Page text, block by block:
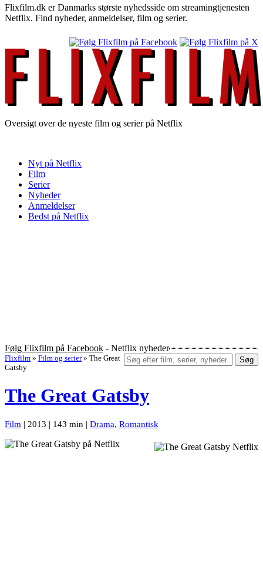
Flixfilm.dk er Danmarks største nyhedsside om streamingtjenesten
Netflix. Find nyheder, anmeldelser, film og serier.
Oversigt over de nyeste film og serier på Netflix
Nyt på Netflix
Film
Serier
Nyheder
Anmeldelser
Bedst på Netflix
Følg Flixfilm på Facebook - Netflix nyheder
Søg
Flixfilm » Film og serier » The Great
Gatsby
The Great Gatsby
Film | 2013 | 143 min | Drama, Romantisk